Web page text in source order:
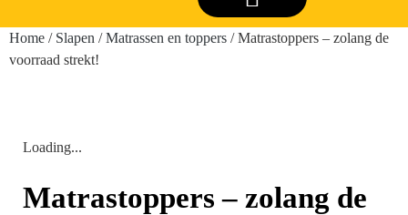
Home / Slapen /Matrassen en toppers / Matrastoppers – zolang de
voorraad strekt!
Loading...
Matrastoppers – zolang de